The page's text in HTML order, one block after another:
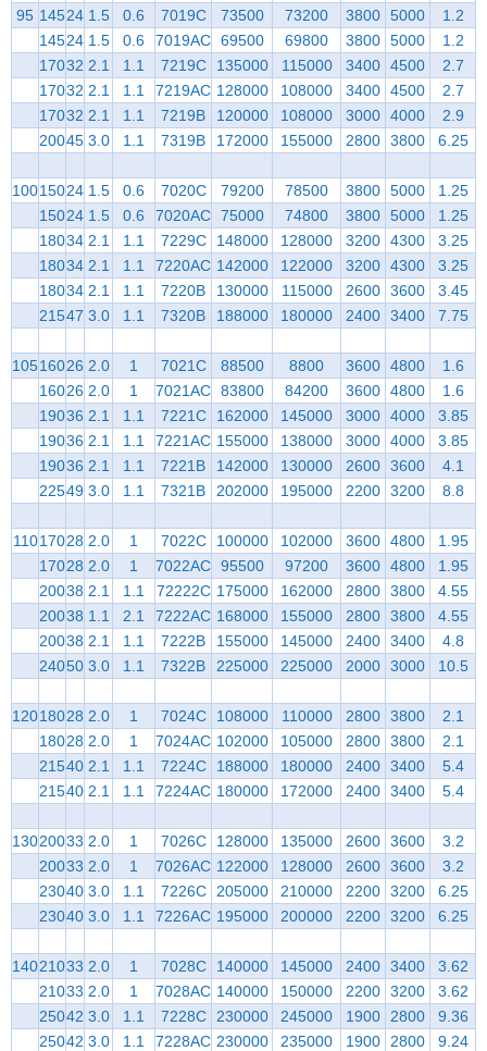
95 14524 1.5 0.6 7019C 73500 73200 3800 5000
1.2
14524 1.5 0.6 7019AC 69500 69800 3800 5000
1.2
17032 2.1 1.1 7219C 135000 115000 3400 4500
2.7
17032 2.1 1.1 7219AC 128000 108000 3400 4500
2.7
17032 2.1 1.1 7219B 120000 108000 3000 4000
2.9
20045 3.0 1.1 7319B 172000 155000 2800 3800 6.25
10015024 1.5 0.6 7020C 79200 78500 3800 5000
1.25
15024 1.5 0.6 7020AC 75000 74800 3800 5000
1.25
18034 2.1 1.1 7229C 148000 128000 3200 4300
3.25
18034 2.1 1.1 7220AC 142000 122000 3200 4300
3.25
18034 2.1 1.1 7220B 130000 115000 2600 3600
3.45
21547 3.0 1.1 7320B 188000 180000 2400 3400 7.75
10516026 2.0 1 7021C 88500 8800 3600 4800
1.6
16026 2.0 1 7021AC 83800 84200 3600 4800
1.6
19036 2.1 1.1 7221C 162000 145000 3000 4000
3.85
19036 2.1 1.1 7221AC 155000 138000 3000 4000
3.85
19036 2.1 1.1 7221B 142000 130000 2600 3600
4.1
22549 3.0 1.1 7321B 202000 195000 2200 3200 8.8
11017028 2.0 1 7022C 100000 102000 3600 4800
1.95
17028 2.0 1 7022AC 95500 97200 3600 4800
1.95
20038 2.1 1.1 72222C 175000 162000 2800 3800
4.55
20038 1.1 2.1 7222AC 168000 155000 2800 3800
4.55
20038 2.1 1.1 7222B 155000 145000 2400 3400
4.8
24050 3.0 1.1 7322B 225000 225000 2000 3000 10.5
12018028 2.0 1 7024C 108000 110000 2800 3800
2.1
18028 2.0 1 7024AC 102000 105000 2800 3800
2.1
21540 2.1 1.1 7224C 188000 180000 2400 3400
5.4
21540 2.1 1.1 7224AC 180000 172000 2400 3400 5.4
13020033 2.0 1 7026C 128000 135000 2600 3600
3.2
20033 2.0 1 7026AC 122000 128000 2600 3600
3.2
23040 3.0 1.1 7226C 205000 210000 2200 3200
6.25
23040 3.0 1.1 7226AC 195000 200000 2200 3200 6.25
14021033 2.0 1 7028C 140000 145000 2400 3400
3.62
21033 2.0 1 7028AC 140000 150000 2200 3200
3.62
25042 3.0 1.1 7228C 230000 245000 1900 2800
9.36
25042 3.0 1.1 7228AC 230000 235000 1900 2800
9.24